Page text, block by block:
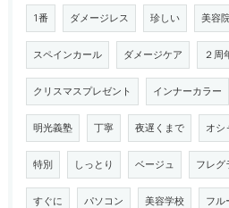
1番 ダメージレス 珍しい 美容
スペインカール ダメージケア ２周
クリスマスプレゼント インナーカラー
明光義塾 丁寧 夜遅くまで オシ
特別 しっとり ベージュ フレグ
すぐに パソコン 美容学校 フル